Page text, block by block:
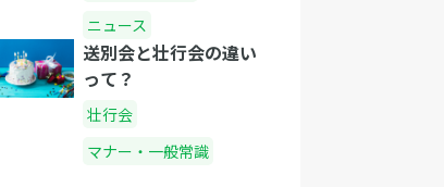
ニュース
送別会と壮行会の違い
って？
壮行会
マナー・一般常識